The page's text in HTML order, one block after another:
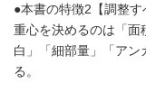
●本書の特徴2【調整
重心を決めるのは「面
白」「細部量」「ア
る。